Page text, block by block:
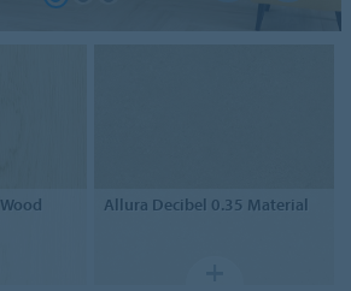
Wood Allura Decibel 0.35 Material